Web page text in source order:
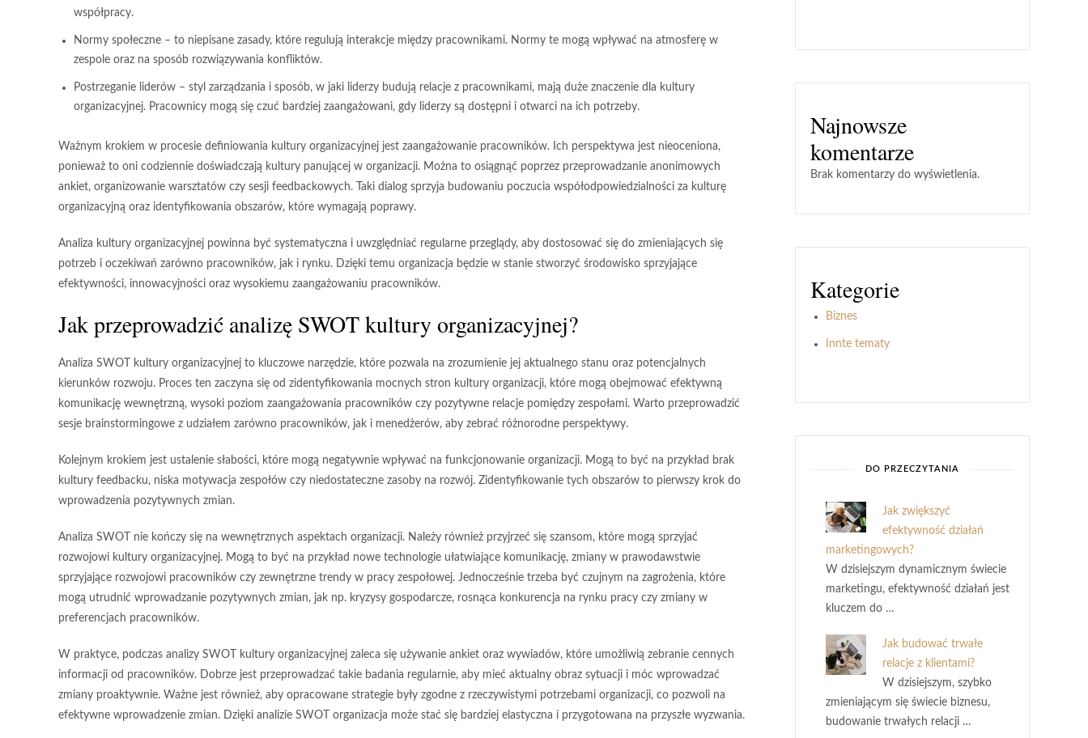
współpracy.
Normy społeczne – to niepisane zasady, które regulują interakcje między pracownikami. Normy te mogą wpływać na atmosferę w
zespole oraz na sposób rozwiązywania konfliktów.
Postrzeganie liderów – styl zarządzania i sposób, w jaki liderzy budują relacje z pracownikami, mają duże znaczenie dla kultury
organizacyjnej. Pracownicy mogą się czuć bardziej zaangażowani, gdy liderzy są dostępni i otwarci na ich potrzeby.
Ważnym krokiem w procesie definiowania kultury organizacyjnej jest zaangażowanie pracowników. Ich perspektywa jest nieoceniona,
ponieważ to oni codziennie doświadczają kultury panującej w organizacji. Można to osiągnąć poprzez przeprowadzanie anonimowych
ankiet, organizowanie warsztatów czy sesji feedbackowych. Taki dialog sprzyja budowaniu poczucia współodpowiedzialności za kulturę
organizacyjną oraz identyfikowania obszarów, które wymagają poprawy.
Analiza kultury organizacyjnej powinna być systematyczna i uwzględniać regularne przeglądy, aby dostosować się do zmieniających się
potrzeb i oczekiwań zarówno pracowników, jak i rynku. Dzięki temu organizacja będzie w stanie stworzyć środowisko sprzyjające
efektywności, innowacyjności oraz wysokiemu zaangażowaniu pracowników.
Jak przeprowadzić analizę SWOT kultury organizacyjnej?
Analiza SWOT kultury organizacyjnej to kluczowe narzędzie, które pozwala na zrozumienie jej aktualnego stanu oraz potencjalnych
kierunków rozwoju. Proces ten zaczyna się od zidentyfikowania mocnych stron kultury organizacji, które mogą obejmować efektywną
komunikację wewnętrzną, wysoki poziom zaangażowania pracowników czy pozytywne relacje pomiędzy zespołami. Warto przeprowadzić
sesje brainstormingowe z udziałem zarówno pracowników, jak i menedżerów, aby zebrać różnorodne perspektywy.
Kolejnym krokiem jest ustalenie słabości, które mogą negatywnie wpływać na funkcjonowanie organizacji. Mogą to być na przykład brak
kultury feedbacku, niska motywacja zespołów czy niedostateczne zasoby na rozwój. Zidentyfikowanie tych obszarów to pierwszy krok do
wprowadzenia pozytywnych zmian.
Analiza SWOT nie kończy się na wewnętrznych aspektach organizacji. Należy również przyjrzeć się szansom, które mogą sprzyjać
rozwojowi kultury organizacyjnej. Mogą to być na przykład nowe technologie ułatwiające komunikację, zmiany w prawodawstwie
sprzyjające rozwojowi pracowników czy zewnętrzne trendy w pracy zespołowej. Jednocześnie trzeba być czujnym na zagrożenia, które
mogą utrudnić wprowadzanie pozytywnych zmian, jak np. kryzysy gospodarcze, rosnąca konkurencja na rynku pracy czy zmiany w
preferencjach pracowników.
W praktyce, podczas analizy SWOT kultury organizacyjnej zaleca się używanie ankiet oraz wywiadów, które umożliwią zebranie cennych
informacji od pracowników. Dobrze jest przeprowadzać takie badania regularnie, aby mieć aktualny obraz sytuacji i móc wprowadzać
zmiany proaktywnie. Ważne jest również, aby opracowane strategie były zgodne z rzeczywistymi potrzebami organizacji, co pozwoli na
efektywne wprowadzenie zmian. Dzięki analizie SWOT organizacja może stać się bardziej elastyczna i przygotowana na przyszłe wyzwania.
Najnowsze
komentarze
Brak komentarzy do wyświetlenia.
Kategorie
Biznes
Innte tematy
DO PRZECZYTANIA
Jak zwiększyć
efektywność działań
marketingowych?
W dzisiejszym dynamicznym świecie
marketingu, efektywność działań jest
kluczem do …
Jak budować trwałe
relacje z klientami?
W dzisiejszym, szybko
zmieniającym się świecie biznesu,
budowanie trwałych relacji …